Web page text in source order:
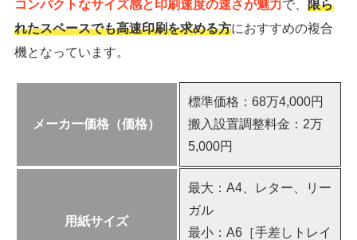
コンパクトなサイズ感と印刷速度の速さが魅力で、 限ら
れたスペースでも高速印刷を求める方におすすめの複合
機となっています。
メーカー価格（価格）
標準価格：68万4,000円
搬入設置調整料金：2万
5,000円
用紙サイズ
最大：A4、レター、リー
ガル
最小：A6［手差しトレイ